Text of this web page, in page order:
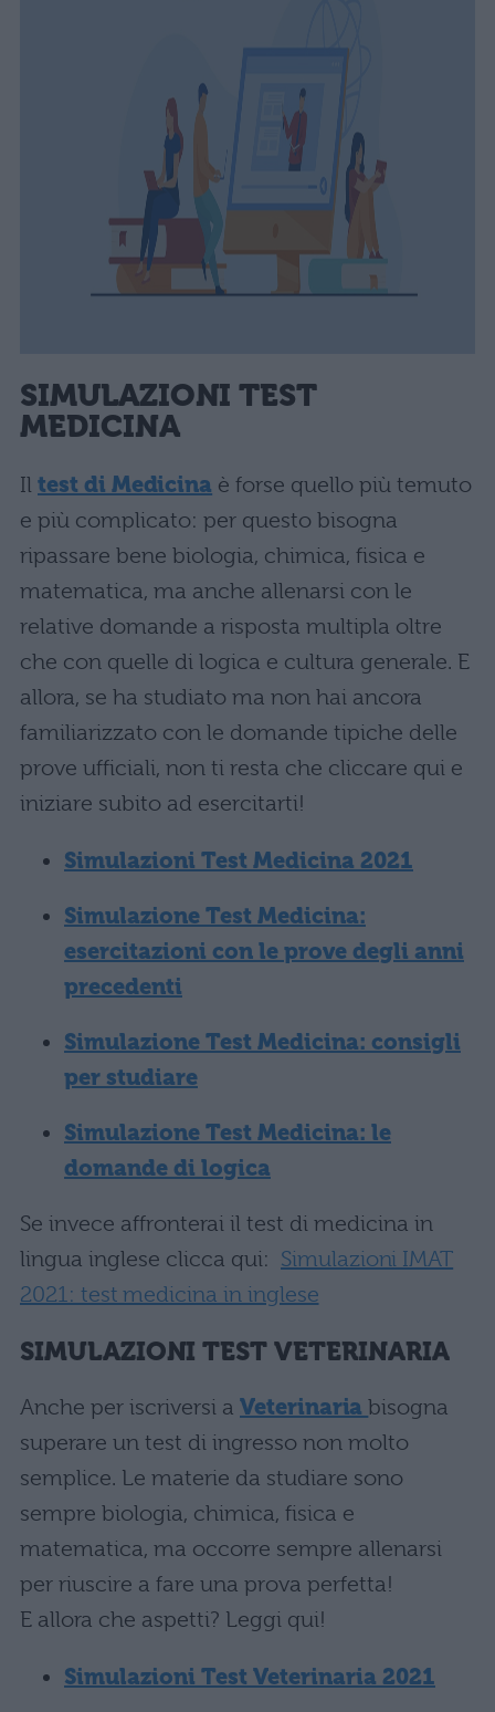
SIMULAZIONI TEST
MEDICINA
Il test di Medicina è forse quello più temuto
e più complicato: per questo bisogna
ripassare bene biologia, chimica, fisica e
matematica, ma anche allenarsi con le
relative domande a risposta multipla oltre
che con quelle di logica e cultura generale. E
allora, se ha studiato ma non hai ancora
familiarizzato con le domande tipiche delle
prove ufficiali, non ti resta che cliccare qui e
iniziare subito ad esercitarti!
Simulazioni Test Medicina 2021
Simulazione Test Medicina:
esercitazioni con le prove degli anni
precedenti
Simulazione Test Medicina: consigli
per studiare
Simulazione Test Medicina: le
domande di logica
Se invece affronterai il test di medicina in
lingua inglese clicca qui: Simulazioni IMAT
2021: test medicina in inglese
SIMULAZIONI TEST VETERINARIA
Anche per iscriversi a Veterinariabisogna
superare un test di ingresso non molto
semplice. Le materie da studiare sono
sempre biologia, chimica, fisica e
matematica, ma occorre sempre allenarsi
per riuscire a fare una prova perfetta!
E allora che aspetti? Leggi qui!
Simulazioni Test Veterinaria 2021